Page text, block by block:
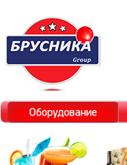
Оборудование